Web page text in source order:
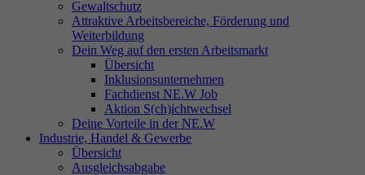
Gewaltschutz
Attraktive Arbeitsbereiche, Förderung und
Weiterbildung
Dein Weg auf den ersten Arbeitsmarkt
Übersicht
Inklusionsunternehmen
Fachdienst NE.W Job
Aktion S(ch)ichtwechsel
Deine Vorteile in der NE.W
Industrie, Handel & Gewerbe
Übersicht
Ausgleichsabgabe